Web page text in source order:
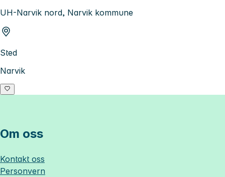
UH-Narvik nord, Narvik kommune
Sted
Narvik
Om oss
Kontakt oss
Personvern